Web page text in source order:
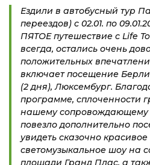
Ездили в автобусный тур
переездов) с 02.01. по
ПЯТОЕ путешествие с Life
всегда, остались очень
положительных
включает посещение
(2 дня), Люксембург.
программе, сплоченности
нашему сопровождающему
повезло дополнительно
увидеть сказочно
светомузыкальное шоу на
площади Гранд Плас, а